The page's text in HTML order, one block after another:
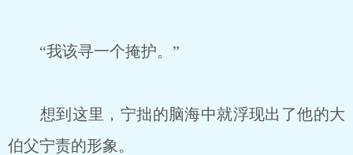
“我该寻一个掩护。”
想到这里，宁拙的脑海中就浮现出了他的大
伯父宁责的形象。